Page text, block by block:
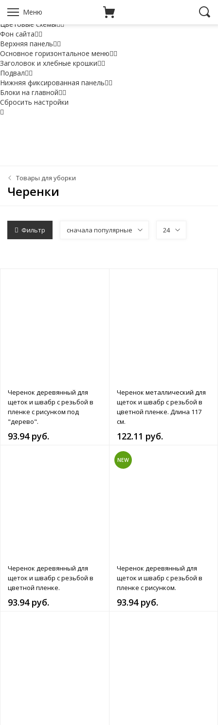
Варианты основных блоков
Цветовые схемы
Фон сайта
Верхняя панель
Основное горизонтальное меню
Заголовок и хлебные крошки
Подвал
Нижняя фиксированная панель
Блоки на главной
Сбросить настройки
Меню
Товары для уборки
Черенки
Фильтр сначала популярные 24
Черенок деревянный для
щеток и швабр с резьбой в
пленке с рисунком под
"дерево".
93.94 руб.
Черенок металлический для
щеток и швабр с резьбой в
цветной пленке. Длина 117
см.
122.11 руб.
Черенок деревянный для
щеток и швабр с резьбой в
цветной пленке.
93.94 руб.
NEW
Черенок деревянный для
щеток и швабр с резьбой в
пленке с рисунком.
93.94 руб.